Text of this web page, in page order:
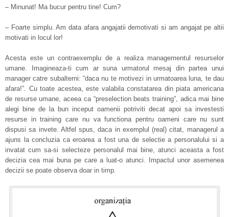
– Minunat! Ma bucur pentru tine! Cum?
– Foarte simplu. Am data afara angajatii demotivati si am angajat pe altii
motivati in locul lor!
Acesta este un contraexemplu de a realiza managementul resurselor
umane. Imagineaza-ti cum ar suna urmatorul mesaj din partea unui
manager catre subalterni: “daca nu te motivezi in urmatoarea luna, te dau
afara!”. Cu toate acestea, este valabila constatarea din piata americana
de resurse umane, aceea ca “preselection beats training”, adica mai bine
alegi bine de la bun inceput oamenii potriviti decat apoi sa investesti
resurse in training care nu va functiona pentru oameni care nu sunt
dispusi sa invete. Altfel spus, daca in exemplul (real) citat, managerul a
ajuns la concluzia ca eroarea a fost una de selectie a personalului si a
invatat cum sa-si selecteze personalul mai bine, atunci aceasta a fost
decizia cea mai buna pe care a luat-o atunci. Impactul unor asemenea
decizii se poate observa doar in timp.